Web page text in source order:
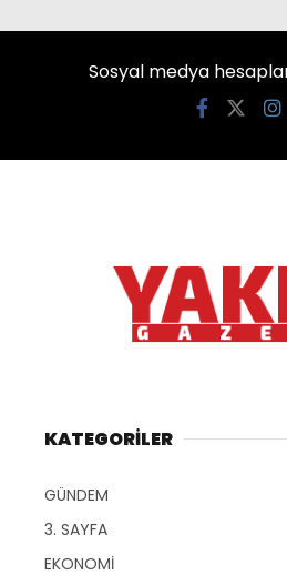
Sosyal medya
KATEGORİLER
GÜNDEM
3. SAYFA
EKONOMİ